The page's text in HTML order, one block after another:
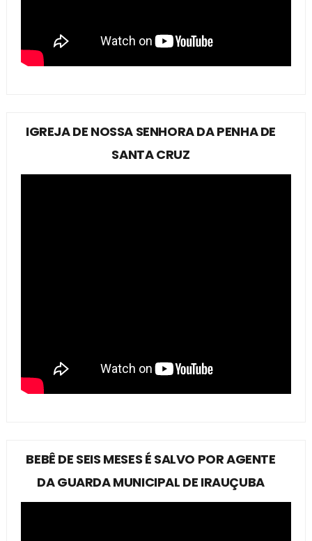
IGREJA DE NOSSA SENHORA DA PENHA DE
SANTA CRUZ
BEBÊ DE SEIS MESES É SALVO POR AGENTE
DA GUARDA MUNICIPAL DE IRAUÇUBA